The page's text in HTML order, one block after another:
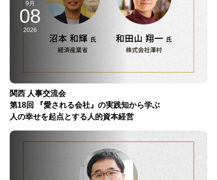
9月
08
2026
関西 人事交流会
第18回 『愛される会社』の実践知から学ぶ
人の幸せを起点とする人的資本経営